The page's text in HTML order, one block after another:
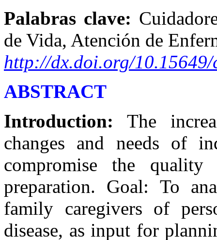
Palabras clave:
de Vida, Atención de
http://dx.doi.org/
ABSTRACT
Introduction: The
changes and needs of
compromise the
preparation. Goal: To
family caregivers of
disease, as input for